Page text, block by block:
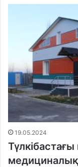
19.05.2024
медициналық